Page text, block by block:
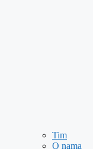
Tim
O nama